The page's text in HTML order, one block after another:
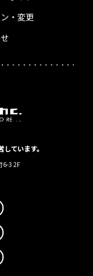
・変更
ています。
6-3 2F